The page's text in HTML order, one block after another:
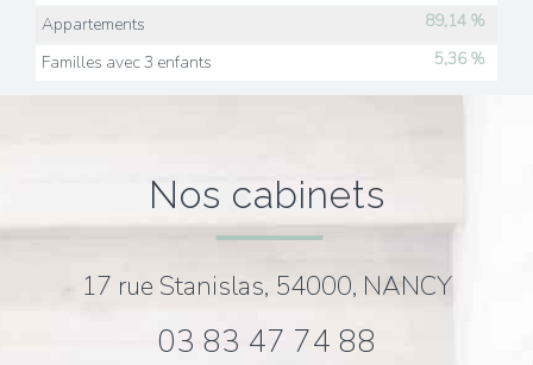
Appartements
89,14 %
Familles avec 3 enfants
5,36 %
nos cabinets
17 rue Stanislas, 54000, NANCY
03 83 47 74 88